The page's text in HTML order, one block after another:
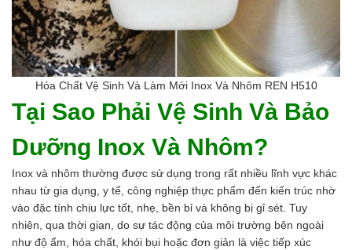
Hóa Chất Vệ Sinh Và Làm Mới Inox Và Nhôm REN H510
Tại Sao Phải Vệ Sinh Và Bảo
Dưỡng Inox Và Nhôm?
Inox và nhôm thường được sử dụng trong rất nhiều lĩnh vực khác
nhau từ gia dụng, y tế, công nghiệp thực phẩm đến kiến trúc nhờ
vào đặc tính chịu lực tốt, nhẹ, bền bỉ và không bị gỉ sét. Tuy
nhiên, qua thời gian, do sự tác động của môi trường bên ngoài
như độ ẩm, hóa chất, khói bụi hoặc đơn giản là việc tiếp xúc